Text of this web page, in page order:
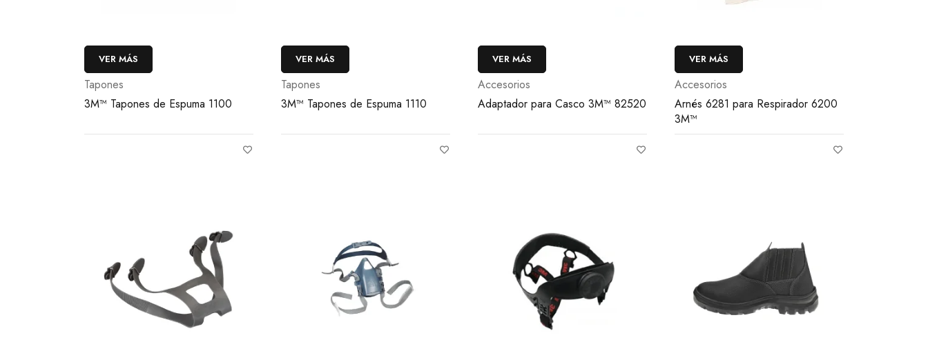
VER MÁS
Tapones
3M™ Tapones de Espuma 1100
VER MÁS
Tapones
3M™ Tapones de Espuma 1110
VER MÁS
Accesorios
Adaptador para Casco 3M™ 82520
VER MÁS
Accesorios
Arnés 6281 para Respirador 6200
3M™